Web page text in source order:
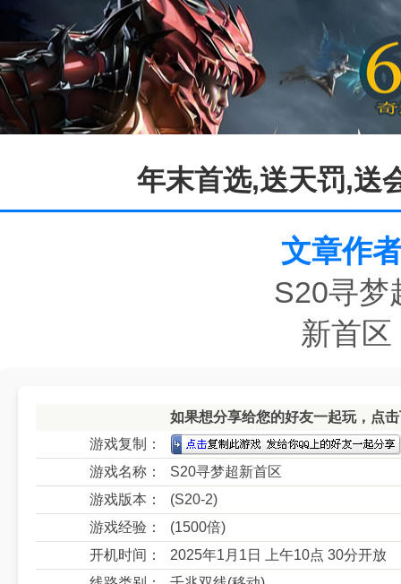
年末首选,送天罚,送
文章作
S20寻梦
新首区
如果想分享给您的好友一起玩，点
游戏复制：
游戏名称：
S20寻梦超新首区
游戏版本：
(S20-2)
游戏经验：
(1500倍)
开机时间：
2025年1月1日 上午10点 30分开放